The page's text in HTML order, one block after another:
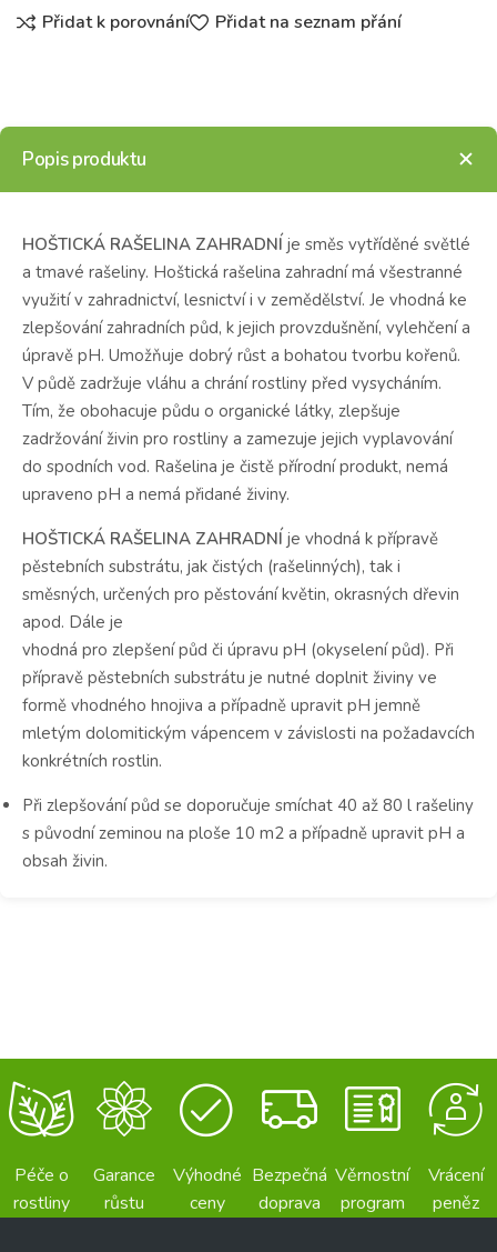
Přidat k porovnání
Přidat na seznam přání
Popis produktu
HOŠTICKÁ RAŠELINA ZAHRADNÍ je směs vytříděné světlé
a tmavé rašeliny. Hoštická rašelina zahradní má všestranné
využití v zahradnictví, lesnictví i v zemědělství. Je vhodná ke
zlepšování zahradních půd, k jejich provzdušnění, vylehčení a
úpravě pH. Umožňuje dobrý růst a bohatou tvorbu kořenů.
V půdě zadržuje vláhu a chrání rostliny před vysycháním.
Tím, že obohacuje půdu o organické látky, zlepšuje
zadržování živin pro rostliny a zamezuje jejich vyplavování
do spodních vod. Rašelina je čistě přírodní produkt, nemá
upraveno pH a nemá přidané živiny.
HOŠTICKÁ RAŠELINA ZAHRADNÍ je vhodná k přípravě
pěstebních substrátu, jak čistých (rašelinných), tak i
směsných, určených pro pěstování květin, okrasných dřevin
apod. Dále je
vhodná pro zlepšení půd či úpravu pH (okyselení půd). Při
přípravě pěstebních substrátu je nutné doplnit živiny ve
formě vhodného hnojiva a případně upravit pH jemně
mletým dolomitickým vápencem v závislosti na požadavcích
konkrétních rostlin.
Při zlepšování půd se doporučuje smíchat 40 až 80 l rašeliny
s původní zeminou na ploše 10 m2 a případně upravit pH a
obsah živin.
Péče o
rostliny
Garance
růstu
Výhodné
ceny
Bezpečná
doprava
Věrnostní
program
Vrácení
peněz